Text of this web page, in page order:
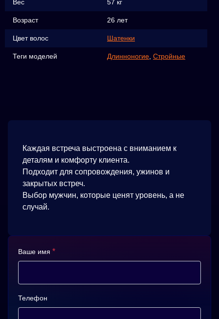
Вес 57 кг
Возраст 26 лет
Цвет волос Шатенки
Теги моделей Длинноногие Стройные
Каждая встреча выстроена с вниманием к
деталям и комфорту клиента.
Подходит для сопровождения, ужинов и
закрытых встреч.
Выбор мужчин, которые ценят уровень, а не
случай.
Ваше имя *
Телефон